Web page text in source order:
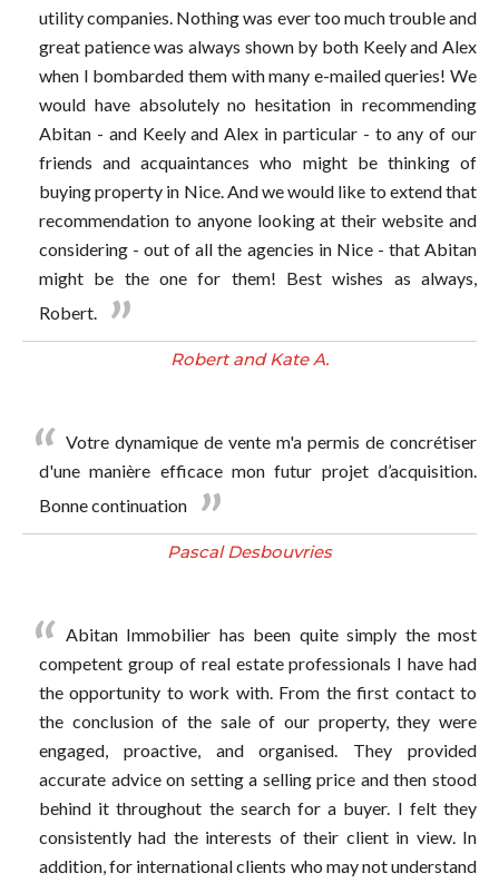
utility companies. Nothing was ever too much trouble and
great patience was always shown by both Keely and Alex
when I bombarded them with many e-mailed queries! We
would have absolutely no hesitation in recommending
Abitan - and Keely and Alex in particular - to any of our
friends and acquaintances who might be thinking of
buying property in Nice. And we would like to extend that
recommendation to anyone looking at their website and
considering - out of all the agencies in Nice - that Abitan
might be the one for them! Best wishes as always,
Robert.
Robert and Kate A.
Votre dynamique de vente m'a permis de concrétiser
d'une manière efficace mon futur projet d’acquisition.
Bonne continuation
Pascal Desbouvries
Abitan Immobilier has been quite simply the most
competent group of real estate professionals I have had
the opportunity to work with. From the first contact to
the conclusion of the sale of our property, they were
engaged, proactive, and organised. They provided
accurate advice on setting a selling price and then stood
behind it throughout the search for a buyer. I felt they
consistently had the interests of their client in view. In
addition, for international clients who may not understand